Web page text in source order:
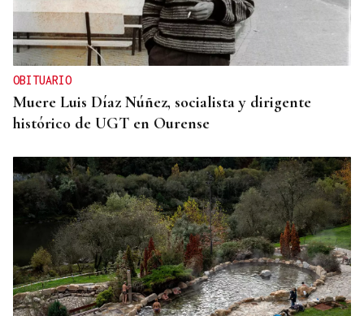
OBITUARIO
Muere Luis Díaz Núñez, socialista y dirigente
histórico de UGT en Ourense